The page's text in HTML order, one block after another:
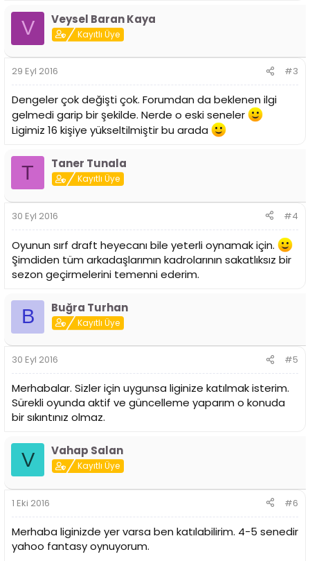
V Veysel Baran Kaya
Kayıtlı Üye
29 Eyl 2016 #3
Dengeler çok değişti çok. Forumdan da beklenen ilgi
gelmedi garip bir şekilde. Nerde o eski seneler
Ligimiz 16 kişiye yükseltilmiştir bu arada
T Taner Tunala
Kayıtlı Üye
30 Eyl 2016 #4
Oyunun sırf draft heyecanı bile yeterli oynamak için.
Şimdiden tüm arkadaşlarımın kadrolarının sakatlıksız bir
sezon geçirmelerini temenni ederim.
B Buğra Turhan
Kayıtlı Üye
30 Eyl 2016 #5
Merhabalar. Sizler için uygunsa liginize katılmak isterim.
Sürekli oyunda aktif ve güncelleme yaparım o konuda
bir sıkıntınız olmaz.
V Vahap Salan
Kayıtlı Üye
1 Eki 2016 #6
Merhaba liginizde yer varsa ben katılabilirim. 4-5 senedir
yahoo fantasy oynuyorum.